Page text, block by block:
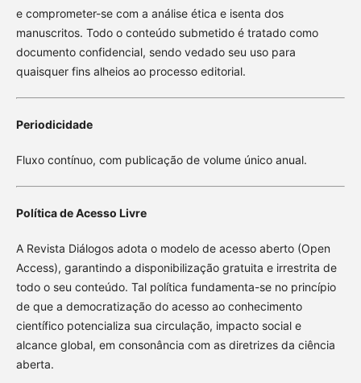
e comprometer-se com a análise ética e isenta dos
manuscritos. Todo o conteúdo submetido é tratado como
documento confidencial, sendo vedado seu uso para
quaisquer fins alheios ao processo editorial.
Periodicidade
Fluxo contínuo, com publicação de volume único anual.
Política de Acesso Livre
A Revista Diálogos adota o modelo de acesso aberto (Open
Access), garantindo a disponibilização gratuita e irrestrita de
todo o seu conteúdo. Tal política fundamenta-se no princípio
de que a democratização do acesso ao conhecimento
científico potencializa sua circulação, impacto social e
alcance global, em consonância com as diretrizes da ciência
aberta.